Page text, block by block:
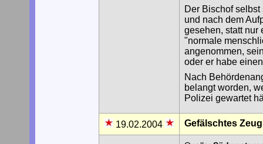
Der Bischof
und nach dem
gesehen, statt nur
"normale
angenommen,
oder er habe
Nach
belangt worden,
Polizei gewartet
19.02.2004 Gefälschtes